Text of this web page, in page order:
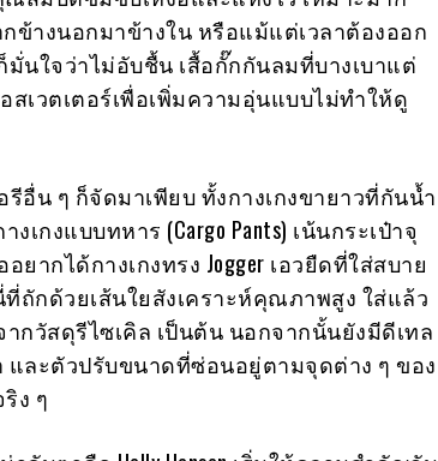
างนอกมาข้างใน หรือแม้แต่เวลาต้องออก
มั่นใจว่าไม่อับชื้น เสื้อกั๊กกันลมที่บางเบาแต่
เวตเตอร์เพื่อเพิ่มความอุ่นแบบไม่ทำให้ดู
อื่น ๆ ก็จัดมาเพียบ ทั้งกางเกงขายาวที่กันน้ำ
กงแบบทหาร (Cargo Pants) เน้นกระเป๋าจุ
ากได้กางเกงทรง Jogger เอวยืดที่ใส่สบาย
ถักด้วยเส้นใยสังเคราะห์คุณภาพสูง ใส่แล้ว
กวัสดุรีไซเคิล เป็นต้น นอกจากนั้นยังมีดีเทล
และตัวปรับขนาดที่ซ่อนอยู่ตามจุดต่าง ๆ ของ
ง ๆ